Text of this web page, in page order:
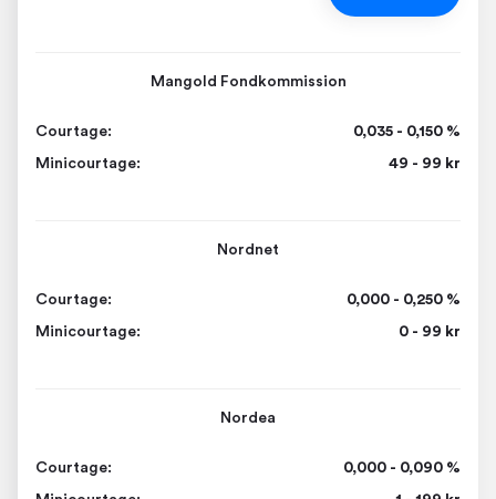
Mangold Fondkommission
Courtage: 0,035 - 0,150 %
Minicourtage: 49 - 99 kr
Nordnet
Courtage: 0,000 - 0,250 %
Minicourtage: 0 - 99 kr
Nordea
Courtage: 0,000 - 0,090 %